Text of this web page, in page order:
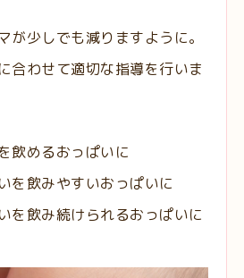
が少しでも減りますように。
合わせて適切な指導を行いま
飲めるおっぱいに
を飲みやすいおっぱいに
を飲み続けられるおっぱいに